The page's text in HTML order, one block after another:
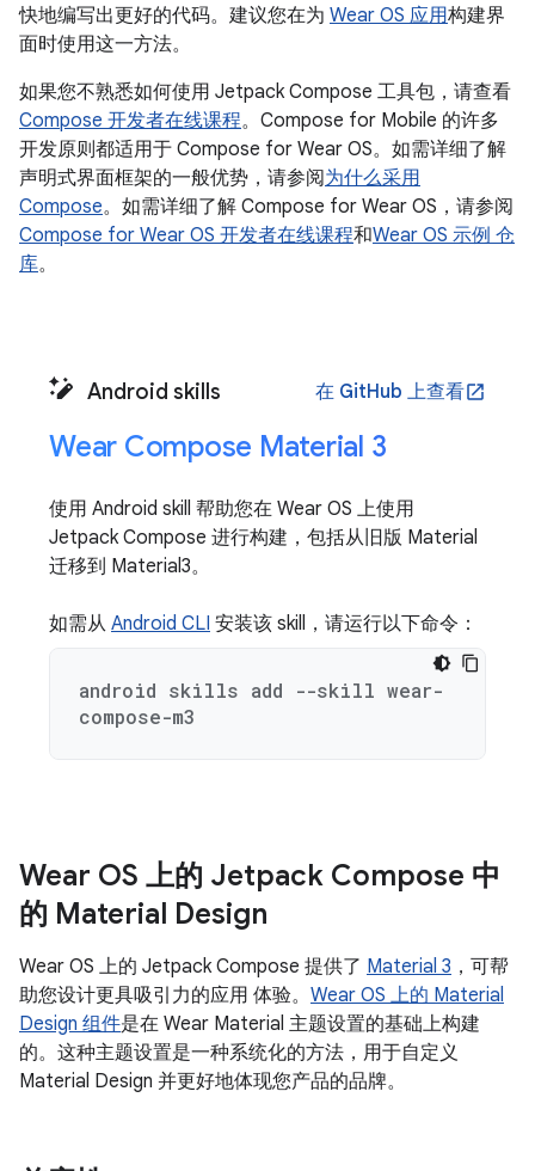
快地编写出更好的代码。建议您在为 Wear OS 应用构建界
面时使用这一方法。
如果您不熟悉如何使用 Jetpack Compose 工具包，请查看
Compose 开发者在线课程。Compose for Mobile 的许多
开发原则都适用于 Compose for Wear OS。如需详细了解
声明式界面框架的一般优势，请参阅为什么采用
Compose。如需详细了解 Compose for Wear OS，请参阅
Compose for Wear OS 开发者在线课程和Wear OS 示例 仓
库。
Android skills 在 GitHub 上查看open_in_new
Wear Compose Material 3
使用 Android skill 帮助您在 Wear OS 上使用
Jetpack Compose 进行构建，包括从旧版 Material
迁移到 Material3。
如需从 Android CLI 安装该 skill，请运行以下命令：
android skills add --skill wear-
compose-m3
Wear OS 上的 Jetpack Compose 中
的 Material Design
Wear OS 上的 Jetpack Compose 提供了 Material 3 ，可帮
助您设计更具吸引力的应用 体验。 Wear OS 上的 Material
Design 组件是在 Wear Material 主题设置的基础上构建
的。这种主题设置是一种系统化的方法，用于自定义
Material Design 并更好地体现您产品的品牌。